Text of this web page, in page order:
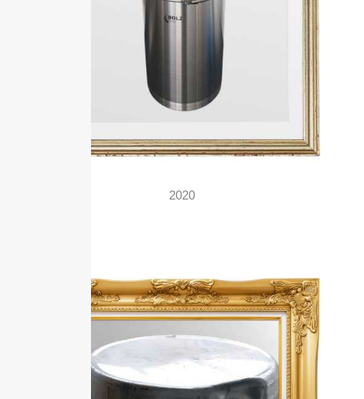
2020